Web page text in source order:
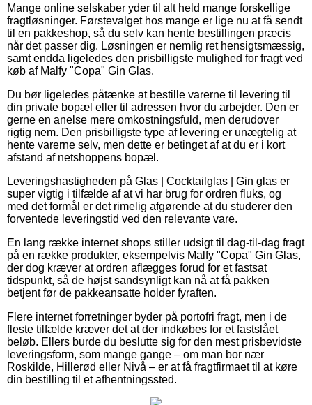
Mange online selskaber yder til alt held mange forskellige
fragtløsninger. Førstevalget hos mange er lige nu at få sendt
til en pakkeshop, så du selv kan hente bestillingen præcis
når det passer dig. Løsningen er nemlig ret hensigtsmæssig,
samt endda ligeledes den prisbilligste mulighed for fragt ved
køb af Malfy "Copa" Gin Glas.
Du bør ligeledes påtænke at bestille varerne til levering til
din private bopæl eller til adressen hvor du arbejder. Den er
gerne en anelse mere omkostningsfuld, men derudover
rigtig nem. Den prisbilligste type af levering er unægtelig at
hente varerne selv, men dette er betinget af at du er i kort
afstand af netshoppens bopæl.
Leveringshastigheden på Glas | Cocktailglas | Gin glas er
super vigtig i tilfælde af at vi har brug for ordren fluks, og
med det formål er det rimelig afgørende at du studerer den
forventede leveringstid ved den relevante vare.
En lang række internet shops stiller udsigt til dag-til-dag fragt
på en række produkter, eksempelvis Malfy "Copa" Gin Glas,
der dog kræver at ordren aflægges forud for et fastsat
tidspunkt, så de højst sandsynligt kan nå at få pakken
betjent før de pakkeansatte holder fyraften.
Flere internet forretninger byder på portofri fragt, men i de
fleste tilfælde kræver det at der indkøbes for et fastslået
beløb. Ellers burde du beslutte sig for den mest prisbevidste
leveringsform, som mange gange – om man bor nær
Roskilde, Hillerød eller Nivå – er at få fragtfirmaet til at køre
din bestilling til et afhentningssted.